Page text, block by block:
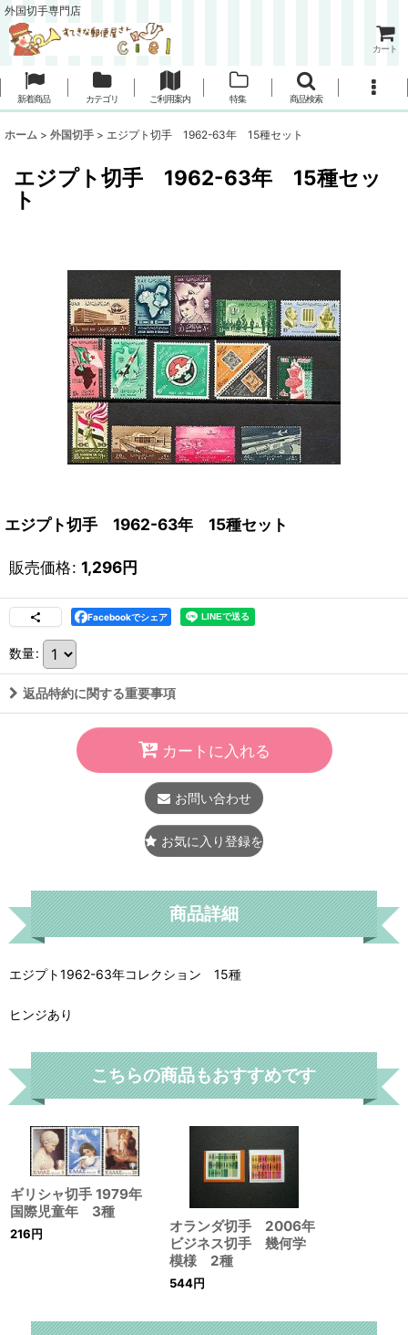
外国切手専門店
カート
新着商品 カテゴリ ご利用案内 特集 商品検索
ホーム > 外国切手 > エジプト切手 1962-63年 15種セット
エジプト切手 1962-63年 15種セッ
ト
エジプト切手 1962-63年 15種セット
販売価格: 1,296円
Facebookでシェア
数量:
返品特約に関する重要事項
カートに入れる
お問い合わせ
お気に入り登録をする
商品詳細
エジプト1962-63年コレクション 15種
ヒンジあり
こちらの商品もおすすめです
ギリシャ切手 1979年
国際児童年 3種
216円
オランダ切手 2006年
ビジネス切手 幾何学
模様 2種
544円